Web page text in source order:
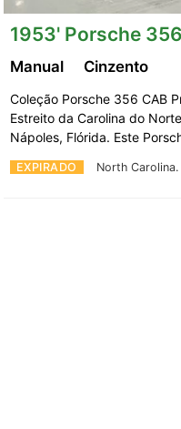
1953' Porsche 356
EXPIRADO North Carolina.
Manual Cinzento
Coleção Porsche 356 CAB
Estreito da Carolina do
Nápoles, Flórida. Este